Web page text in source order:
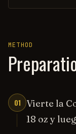
METHOD
01
Vierte la
18 oz y